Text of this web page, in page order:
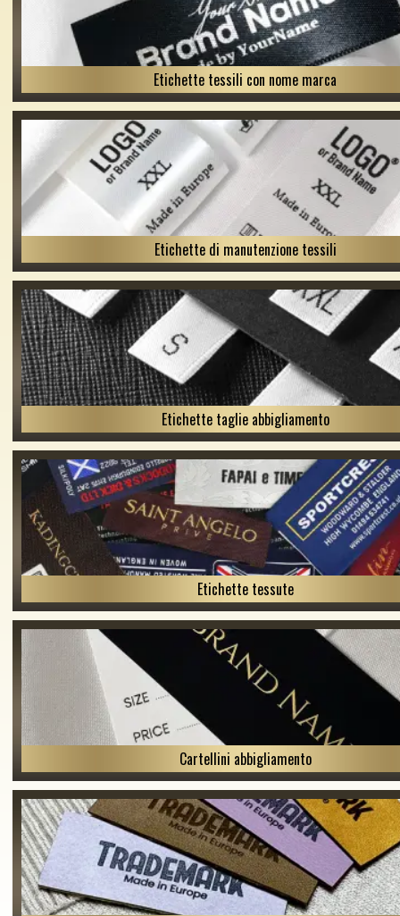
Etichette tessili con nome marca
Etichette di manutenzione tessili
Etichette taglie abbigliamento
Etichette tessute
Cartellini abbigliamento